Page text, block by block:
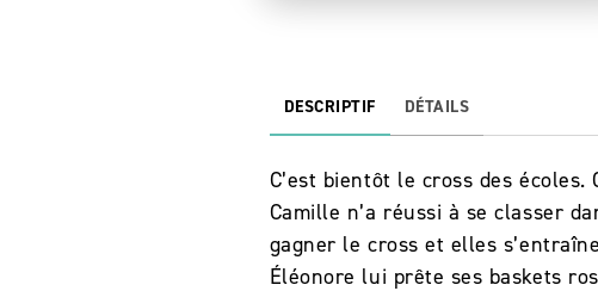
DESCRIPTIF DÉTAILS
C’est bientôt le cross des
Camille n’a réussi à se classer
gagner le cross et elles
Éléonore lui prête ses baskets